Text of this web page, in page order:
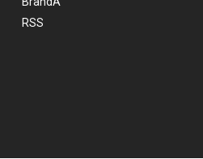
RSS